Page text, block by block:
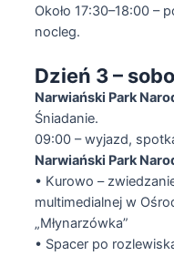
Około 17:30–18:00 –
nocleg.
Dzień 3 –
Narwiański Park
Śniadanie.
09:00 – wyjazd,
Narwiański Park
• Kurowo –
multimedialnej w
„Młynarzówka”
• Spacer po